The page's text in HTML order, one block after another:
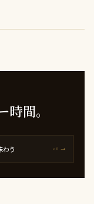
間。
わう 06 →